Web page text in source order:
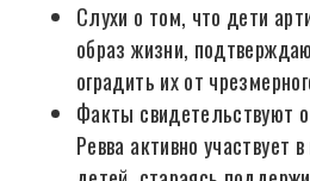
Слухи о том, что дети
образ жизни,
оградить их от
Факты свидетельствуют
Ревва активно участвует